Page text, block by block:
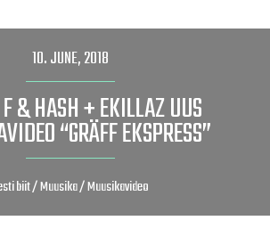
10. JUNE, 2018
& HASH + EKILLAZ UUS
“GRÄFF EKSPRESS”
biit/Muusika/Muusikavideo